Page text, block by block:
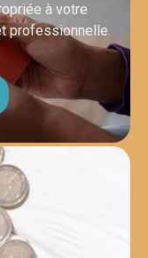
à votre
professionnelle.